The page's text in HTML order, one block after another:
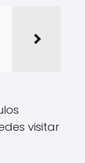
visitar